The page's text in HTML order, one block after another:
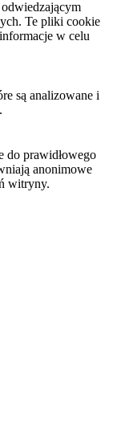
Te pliki cookie
w celu
są analizowane i
do prawidłowego
anonimowe
witryny.